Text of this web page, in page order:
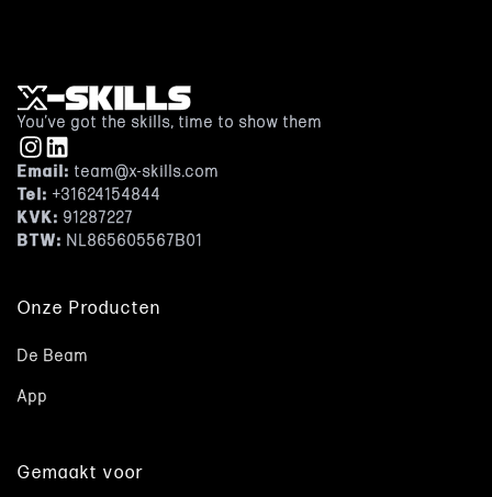
You’ve got the skills, time to show them
Email: team@x-skills.com
Tel: +31624154844
KVK: 91287227
BTW: NL865605567B01
Onze Producten
De Beam
App
Gemaakt voor